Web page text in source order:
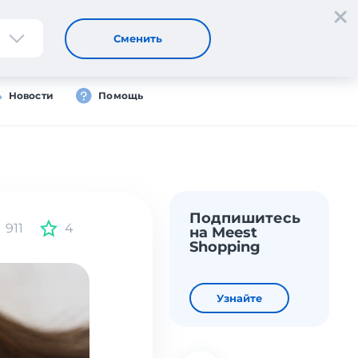
Регистрация
Новости Помощь
Сменить
911 4
Подпишитесь
на Meest
Shopping
Узнайте